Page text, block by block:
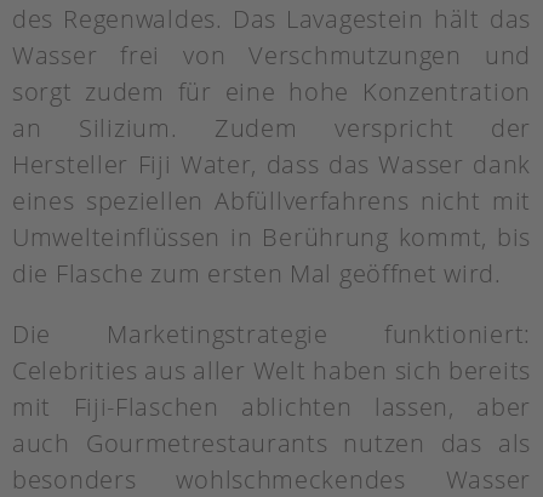
des Regenwaldes. Das Lavagestein hält das
Wasser frei von Verschmutzungen und
sorgt zudem für eine hohe Konzentration
an Silizium. Zudem verspricht der
Hersteller Fiji Water, dass das Wasser dank
eines speziellen Abfüllverfahrens nicht mit
Umwelteinflüssen in Berührung kommt, bis
die Flasche zum ersten Mal geöffnet wird.
Die Marketingstrategie funktioniert:
Celebrities aus aller Welt haben sich bereits
mit Fiji-Flaschen ablichten lassen, aber
auch Gourmetrestaurants nutzen das als
besonders wohlschmeckendes Wasser